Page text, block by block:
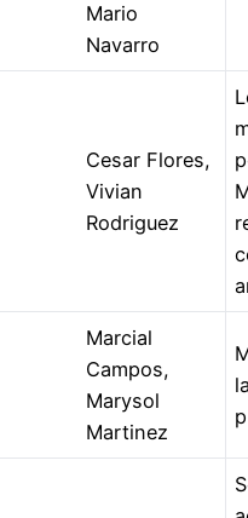
Mario
Navarro
Cesar Flores,
Vivian
Rodriguez
Marcial
Campos,
Marysol
Martinez